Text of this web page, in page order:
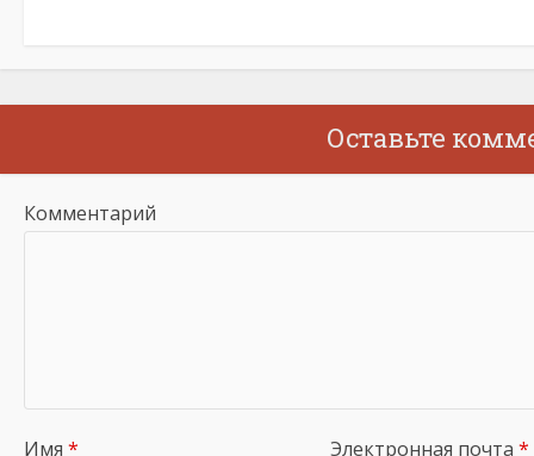
Оставьте
Комментарий
Имя * Электронная почта *